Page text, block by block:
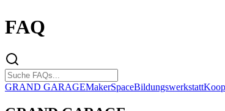
FAQ
GRAND GARAGEMakerSpaceBildungswerkstatt